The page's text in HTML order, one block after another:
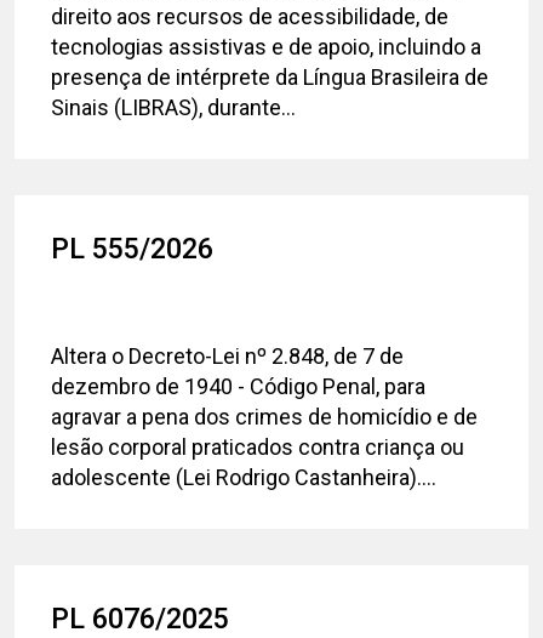
direito aos recursos de acessibilidade, de
tecnologias assistivas e de apoio, incluindo a
presença de intérprete da Língua Brasileira de
Sinais (LIBRAS), durante...
PL 555/2026
Altera o Decreto-Lei nº 2.848, de 7 de
dezembro de 1940 - Código Penal, para
agravar a pena dos crimes de homicídio e de
lesão corporal praticados contra criança ou
adolescente (Lei Rodrigo Castanheira)....
PL 6076/2025